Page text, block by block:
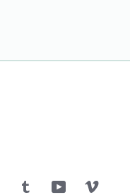
InstagramTumblr YouTube